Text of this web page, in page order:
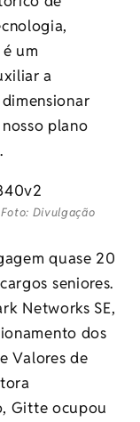
um
a
plano
.
Divulgação
quase 20
seniores.
Networks SE,
dos
Valores de
Gitte ocupou